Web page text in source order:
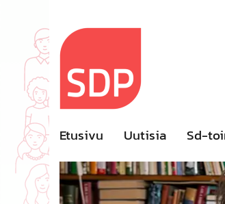
content
Etusivu Uutisia Sd-